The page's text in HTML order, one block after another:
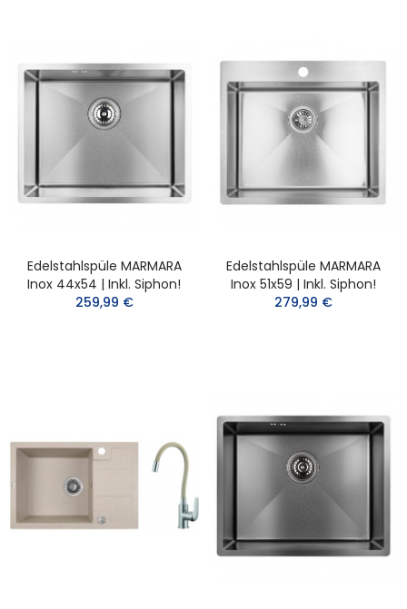
Edelstahlspüle MARMARA
Inox 44x54 | Inkl. Siphon!
259,99 €
Edelstahlspüle MARMARA
Inox 51x59 | Inkl. Siphon!
279,99 €